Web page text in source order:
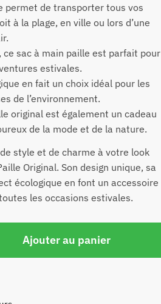
permet de transporter tous vos
à la plage, en ville ou lors d’une
sac à main paille est parfait pour
estivales.
en fait un choix idéal pour les
de l’environnement.
original est également un cadeau
de la mode et de la nature.
style et de charme à votre look
Original. Son design unique, sa
écologique en font un accessoire
les occasions estivales.
Ajouter au panier